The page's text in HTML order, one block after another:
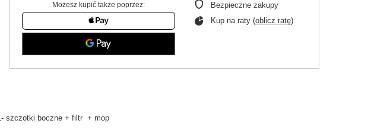
Możesz kupić także poprzez:
Bezpieczne zakupy
Kup na raty (oblicz ratę)
szczotki boczne + filtr + mop